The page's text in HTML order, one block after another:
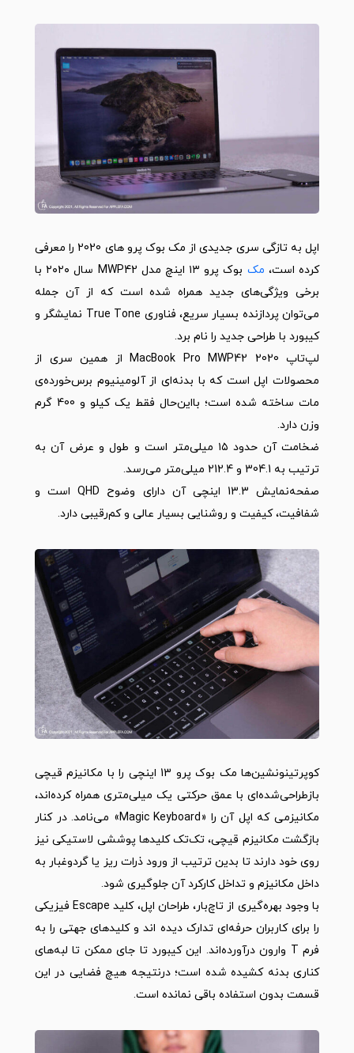
اپل به تازگی سری جدیدی از مک بوک پرو های 2020 را معرفی
کرده است، مک
بوک پرو ۱۳ اینچ مدل MWP42 سال ۲۰۲۰ با
برخی ویژگی‌های جدید همراه شده است که از آن جمله
می‌توان پردازنده بسیار سریع، فناوری True Tone نمایشگر و
کیبورد با طراحی جدید را نام برد.
لپ‌تاپ MacBook Pro MWP42 2020 از همین سری از
محصولات اپل است که با بدنه‌ا‌ی از آلومینیوم برس‌خورد‌ه‌ی
مات ساخته شده است؛ بااین‌حال فقط یک کیلو و 400 گرم
وزن دارد.
ضخامت آن حدود ۱۵ میلی‌متر است و طول و عرض آن به
ترتیب به 304.1 و 212.4 میلی‌متر می‌رسد.
صفحه‌نمایش 13.3 اینچی آن دارای وضوح QHD است و
شفافیت، کیفیت و روشنایی بسیار عالی و کم‌رقیبی دارد.
کوپرتینونشین‌ها مک‌ بوک پرو 13 اینچی را با مکانیزم قیچی
بازطراحی‌شده‌ای با عمق حرکتی یک میلی‌متری همراه کرده‌اند،
مکانیزمی که اپل آن را «Magic Keyboard» می‌‌نامد. در کنار
بازگشت مکانیزم قیچی، تک‌تک کلیدها پوششی لاستیکی نیز
روی خود دارند تا بدین ترتیب از ورود ذرات ریز یا گردوغبار به
داخل مکانیزم و تداخل کارکرد آن جلوگیری شود.
با وجود بهره‌گیری از تاچ‌بار، طراحان اپل، کلید Escape فیزیکی
را برای کاربران حرفه‌ای تدارک دیده اند و کلیدهای جهتی را به
فرم T‌ وارون درآورده‌اند. این کیبورد تا جای ممکن تا لبه‌های
کناری بدنه کشیده شده است؛ درنتیجه هیچ فضایی در این
قسمت بدون استفاده باقی نمانده است.